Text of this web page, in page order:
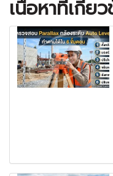
เนื้อหาที่เกี่ย